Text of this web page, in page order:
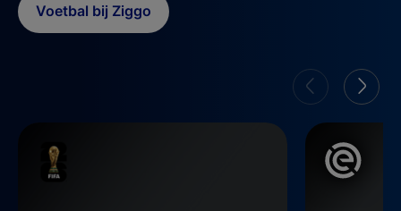
Voetbal bij Ziggo
Eredivisie